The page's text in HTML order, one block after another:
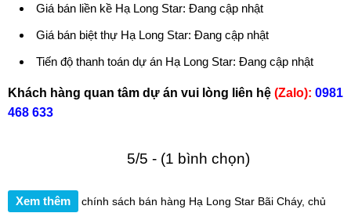
Giá bán liền kề Hạ Long Star: Đang cập nhật
Giá bán biệt thự Hạ Long Star: Đang cập nhật
Tiến độ thanh toán dự án Hạ Long Star: Đang cập nhật
Khách hàng quan tâm dự án vui lòng liên hệ (Zalo): 0981
468 633
5/5 - (1 bình chọn)
Xem thêm chính sách bán hàng Hạ Long Star Bãi Cháy, chủ